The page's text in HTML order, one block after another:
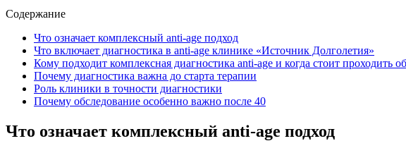
Содержание
Что означает комплексный anti-age подход
Что включает диагностика в anti-age клинике «Источник Долголетия»
Кому подходит комплексная диагностика anti-age и когда стоит проходить
Почему диагностика важна до старта терапии
Роль клиники в точности диагностики
Почему обследование особенно важно после 40
Что означает комплексный anti-age подход